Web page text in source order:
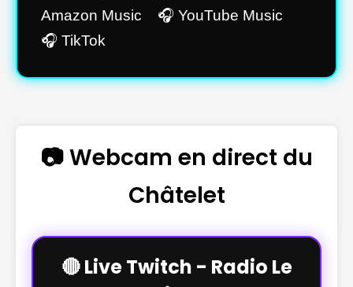
Amazon Music 🎧 YouTube Music
🎧 TikTok
📷 Webcam en direct du
Châtelet
🔴 Live Twitch - Radio Le